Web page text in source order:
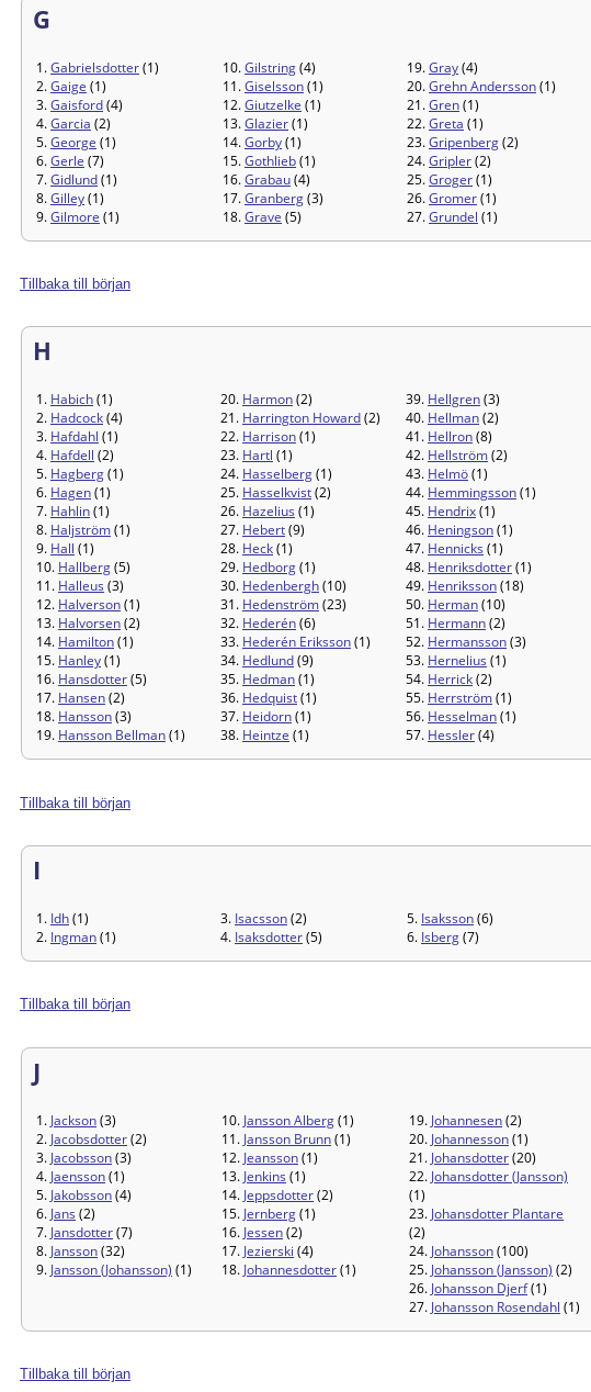
G
1.Gabrielsdotter(1)
2.Gaige (1)
3.Gaisford(4)
4.Garcia (2)
5.George (1)
6.Gerle (7)
7.Gidlund(1)
8.Gilley(1)
9.Gilmore (1)
10.Gilstring(4)
11.Giselsson(1)
12.Giutzelke (1)
13.Glazier(1)
14.Gorby(1)
15.Gothlieb(1)
16.Grabau(4)
17.Granberg(3)
18.Grave (5)
19.Gray(4)
20.Grehn Andersson(1)
21.Gren(1)
22.Greta (1)
23.Gripenberg(2)
24.Gripler(2)
25.Groger(1)
26.Gromer(1)
27.Grundel (1)
Tillbaka till början
H
1. Habich(1)
2. Hadcock(4)
3. Hafdahl (1)
4. Hafdell (2)
5. Hagberg(1)
6. Hagen(1)
7. Hahlin(1)
8. Haljström(1)
9. Hall (1)
10. Hallberg(5)
11. Halleus (3)
12. Halverson(1)
13. Halvorsen(2)
14. Hamilton(1)
15. Hanley(1)
16. Hansdotter(5)
17. Hansen(2)
18. Hansson(3)
19. Hansson Bellman(1)
20. Harmon(2)
21. Harrington Howard(2)
22. Harrison(1)
23. Hartl (1)
24. Hasselberg(1)
25. Hasselkvist(2)
26. Hazelius (1)
27. Hebert(9)
28. Heck(1)
29. Hedborg(1)
30. Hedenbergh(10)
31. Hedenström(23)
32. Hederén(6)
33. Hederén Eriksson(1)
34. Hedlund(9)
35. Hedman(1)
36. Hedquist(1)
37. Heidorn(1)
38. Heintze (1)
39. Hellgren(3)
40. Hellman(2)
41. Hellron(8)
42. Hellström(2)
43. Helmö(1)
44. Hemmingsson(1)
45. Hendrix(1)
46. Heningson(1)
47. Hennicks (1)
48. Henriksdotter(1)
49. Henriksson(18)
50. Herman(10)
51. Hermann(2)
52. Hermansson(3)
53. Hernelius (1)
54. Herrick(2)
55. Herrström(1)
56. Hesselman(1)
57. Hessler(4)
Tillbaka till början
I
1. Idh(1)
2. Ingman(1)
3. Isacsson(2)
4. Isaksdotter(5)
5. Isaksson(6)
6. Isberg(7)
Tillbaka till början
J
1. Jackson(3)
2. Jacobsdotter(2)
3. Jacobsson(3)
4. Jaensson(1)
5. Jakobsson(4)
6. Jans (2)
7. Jansdotter(7)
8. Jansson(32)
9. Jansson (Johansson) (1)
10. Jansson Alberg(1)
11. Jansson Brunn(1)
12. Jeansson(1)
13. Jenkins (1)
14. Jeppsdotter(2)
15. Jernberg(1)
16. Jessen(2)
17. Jezierski (4)
18. Johannesdotter(1)
19. Johannesen(2)
20. Johannesson(1)
21. Johansdotter(20)
22. Johansdotter (Jansson)
(1)
23. Johansdotter Plantare
(2)
24. Johansson(100)
25. Johansson (Jansson) (2)
26. Johansson Djerf(1)
27. Johansson Rosendahl (1)
Tillbaka till början